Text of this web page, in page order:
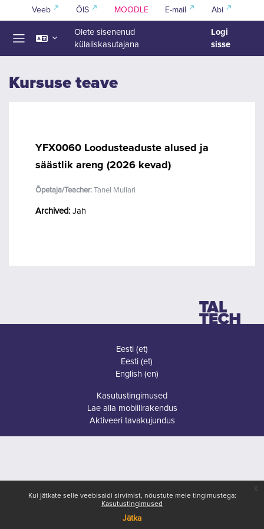
Jäta vahele peasisuni
Kui jätkate selle veebisaidi sirvimist, nõustute meie tingimustega:
Kasutustingimused
Jätka
Veeb ÕIS MOODLE E-mail Abi
Olete sisenenud
külaliskasutajana
Logi
sisse
Kursuse teave
YFX0060 Loodusteaduste alused ja
säästlik areng (2026 kevad)
Õpetaja/Teacher: Tanel Mullari
Archived: Jah
Eesti ‎(et)‎
Eesti ‎(et)‎
English ‎(en)‎
Kasutustingimused
Lae alla mobiilirakendus
Aktiveeri tavakujundus